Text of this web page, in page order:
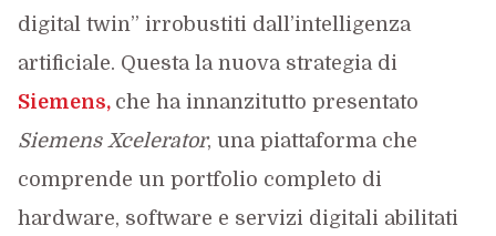
digital twin” irrobustiti dall’intelligenza
artificiale. Questa la nuova strategia di
Siemens, che ha innanzitutto presentato
Siemens Xcelerator, una piattaforma che
comprende un portfolio completo di
hardware, software e servizi digitali abilitati